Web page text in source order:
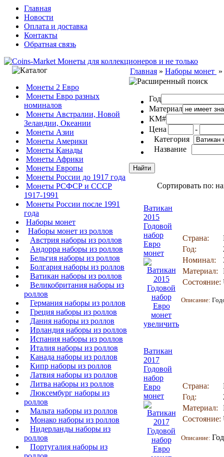
Главная
Новости
Оплата и доставка
Контакты
Обратная связь
Монеты 2 Евро
Монеты Евро разных
номиналов
Монеты Австралии, Новой
Зеландии, Океании
Монеты Азии
Монеты Америки
Монеты Канады
Монеты Африки
Монеты Европы
Монеты России до 1917 года
Монеты РСФСР и СССР
1917-1991
Монеты России после 1991
года
Наборы монет
Наборы монет из роллов
Австрия наборы из роллов
Андорра наборы из роллов
Бельгия наборы из роллов
Болгария наборы из роллов
Ватикан наборы из роллов
Великобритания наборы из
роллов
Германия наборы из роллов
Греция наборы из роллов
Дания наборы из роллов
Ирландия наборы из роллов
Испания наборы из роллов
Италия наборы из роллов
Канада наборы из роллов
Кипр наборы из роллов
Латвия наборы из роллов
Литва наборы из роллов
Люксембург наборы из
роллов
Мальта наборы из роллов
Монако наборы из роллов
Нидерланды наборы из
роллов
Португалия наборы из
Главная » Наборы монет »
Год
Материал
KM#
Цена
-
Категория
Название
Сортировать по:
Ватикан
2015
Годовой
набор
Евро
монет
увеличить
Страна:
Год:
Номинал:
Материал:
Состояние:
Описание:
Ватикан
2017
Годовой
набор
Евро
монет
Страна:
Год:
Материал:
Состояние:
Описание: